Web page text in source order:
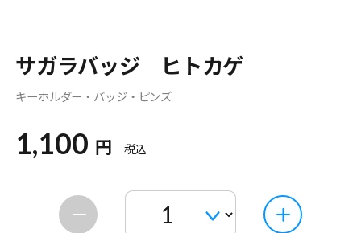
サガラバッジ ヒトカゲ
キーホルダー・バッジ・ピンズ
1,100 円 税込